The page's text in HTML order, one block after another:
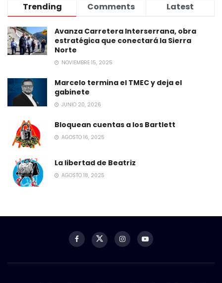
Trending Comments Latest
Avanza Carretera Interserrana, obra
estratégica que conectará la Sierra
Norte
NOVIEMBRE 15, 2025
Marcelo termina el TMEC y deja el
gabinete
JUNIO 20, 2026
Bloquean cuentas a los Bartlett
AGOSTO 16, 2025
La libertad de Beatriz
AGOSTO 18, 2025